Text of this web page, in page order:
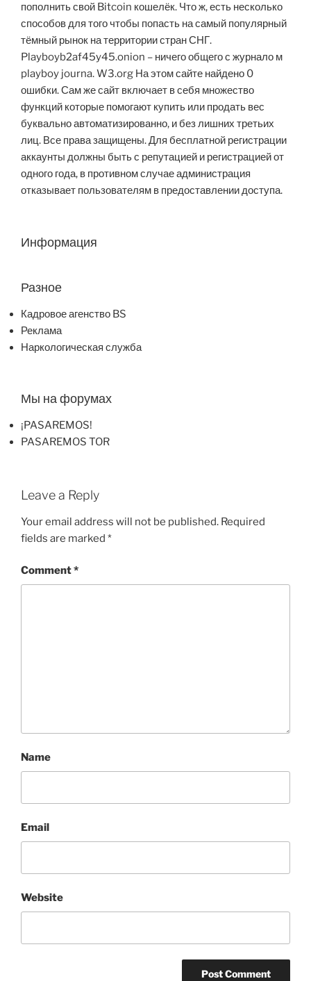
пополнить свой Bitcoin кошелёк. Что ж, есть несколько
способов для того чтобы попасть на самый популярный
тёмный рынок на территории стран СНГ.
Playboyb2af45y45.onion – ничего общего с журнало м
playboy journa. W3.org На этом сайте найдено 0
ошибки. Сам же сайт включает в себя множество
функций которые помогают купить или продать вес
буквально автоматизированно, и без лишних третьих
лиц. Все права защищены. Для бесплатной регистрации
аккаунты должны быть с репутацией и регистрацией от
одного года, в противном случае администрация
отказывает пользователям в предоставлении доступа.
Информация
Разное
Кадровое агенство BS
Реклама
Наркологическая служба
Мы на форумах
¡PASAREMOS!
PASAREMOS TOR
Leave a Reply
Your email address will not be published. Required
fields are marked *
Comment*
Name
Email
Website